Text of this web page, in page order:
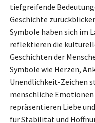
tiefgreifende
Geschichte
Symbole haben sich im
reflektieren die
Geschichten der
Symbole wie Herzen,
Unendlichkeit-Zeichen
menschliche
repräsentieren Liebe
für Stabilität und